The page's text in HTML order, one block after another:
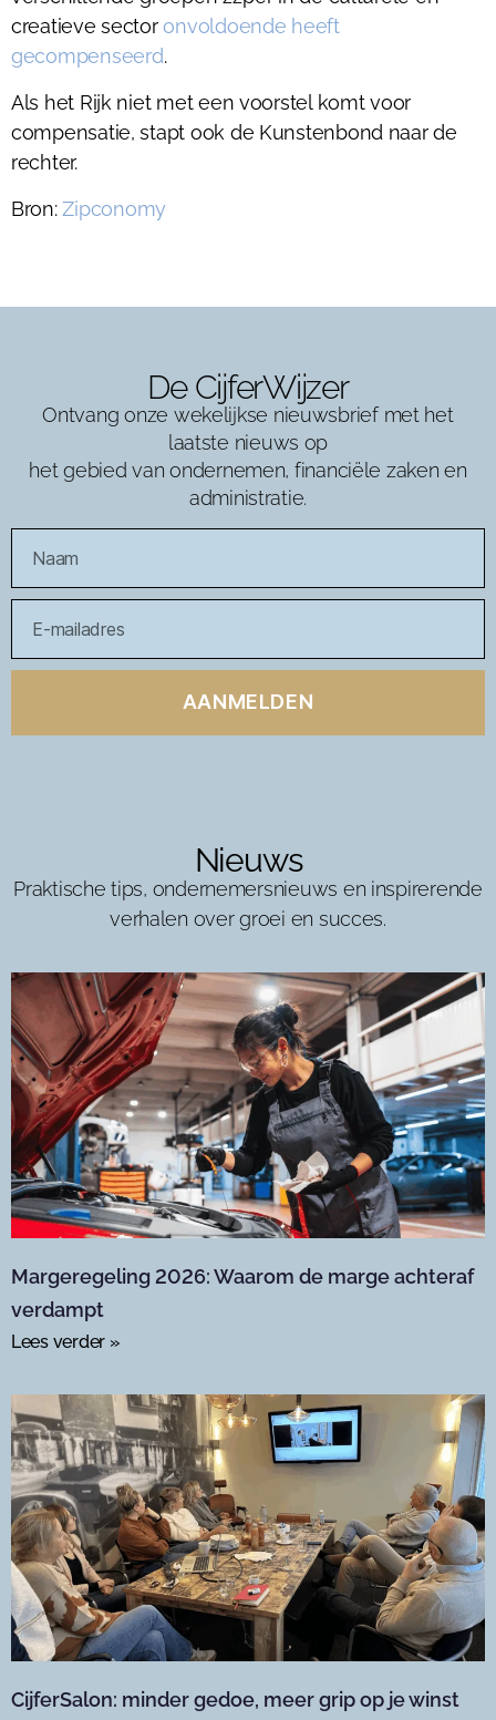
creatieve sectoronvoldoende heeft
gecompenseerd.
Als het Rijk niet met een voorstel komt voor
compensatie, stapt ook de Kunstenbond naar de
rechter.
Bron:Zipconomy
De CijferWijzer
Ontvang onze wekelijkse nieuwsbrief met het
laatste nieuws op
het gebied van ondernemen, financiële zaken en
administratie.
AANMELDEN
Nieuws
Praktische tips, ondernemersnieuws en inspirerende
verhalen over groei en succes.
Margeregeling 2026: Waarom de marge achteraf
verdampt
Lees verder »
CijferSalon: minder gedoe, meer grip op je winst